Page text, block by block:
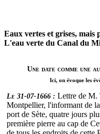
Eaux vertes et grises, mais
L'eau verte du Canal du
Une date comme une
Ici, on évoque les
Le 31-07-1666 : Lettre de M.
Montpellier, l'informant de
port de Sète, quatre jours
première pierre au cap de